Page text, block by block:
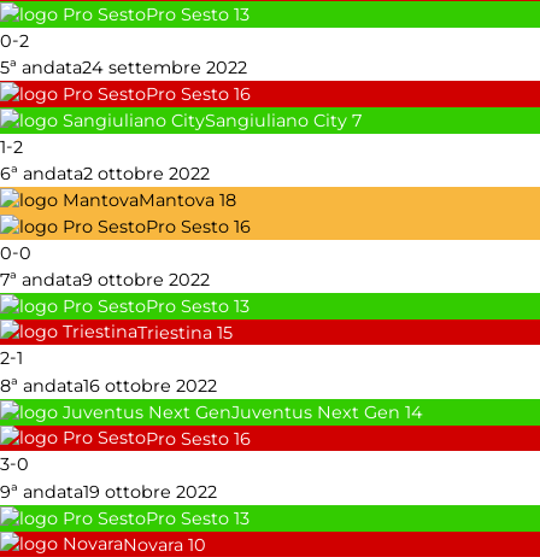
Pro Sesto 13
0-2
5ª andata24 settembre 2022
Pro Sesto 16
Sangiuliano City 7
1-2
6ª andata2 ottobre 2022
Mantova 18
Pro Sesto 16
0-0
7ª andata9 ottobre 2022
Pro Sesto 13
Triestina 15
2-1
8ª andata16 ottobre 2022
Juventus Next Gen 14
Pro Sesto 16
3-0
9ª andata19 ottobre 2022
Pro Sesto 13
Novara 10